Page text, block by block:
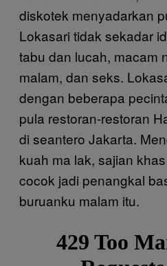
diskotek menyadarkan
Lokasari tidak sekadar
tabu dan lucah, macam
malam, dan seks.
dengan beberapa
pula restoran-restoran
di seantero Jakarta.
kuah ma lak, sajian
cocok jadi penangkal
buruanku malam itu.